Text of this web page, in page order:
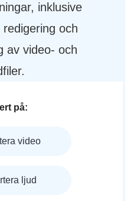
inklusive
och
av video- och
på:
video
ljud